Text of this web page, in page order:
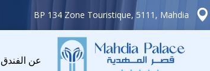
BP 134 Zone Touristique, 5111, Mahdia
عن الفندق